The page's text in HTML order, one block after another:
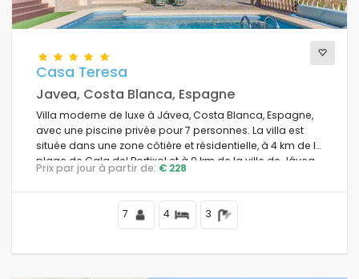
Casa Teresa
Javea, Costa Blanca, Espagne
Villa moderne de luxe à Jávea, Costa Blanca, Espagne,
avec une piscine privée pour 7 personnes. La villa est
située dans une zone côtière et résidentielle, à 4 km de la
plage de Cala del Portixol et à 9 km de la ville de Jávea.
Prix par jour à partir de: € 228
7 4 3